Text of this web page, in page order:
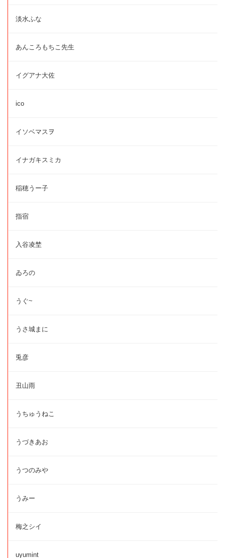
淡水ふな
あんころもちこ先生
イグアナ大佐
ico
イソベマスヲ
イナガキスミカ
稲穂うー子
指宿
入谷凌埜
ゐろの
うぐ~
うさ城まに
兎彦
丑山雨
うちゅうねこ
うづきあお
うつのみや
うみー
梅之シイ
uyumint